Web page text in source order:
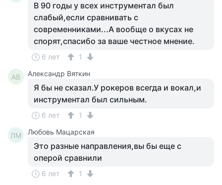
В 90 годы у всех инструментал был
слабый,если сравнивать с
современниками...А вообще о вкусах не
спорят,спасибо за ваше честное мнение.
6 лет 1
АВ Александр Вяткин
Я бы не сказал.У рокеров всегда и вокал,и
инструментал был сильным.
6 лет 1
ЛМ Любовь Мацарская
Это разные направления,вы бы еще с
оперой сравнили
6 лет 1